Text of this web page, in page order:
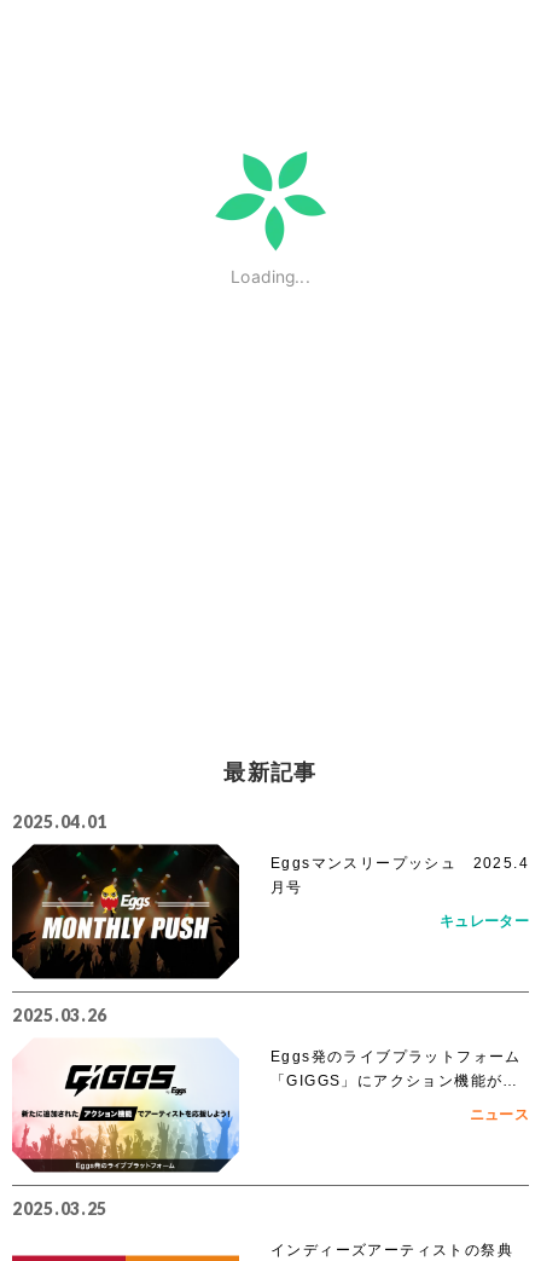
最新記事
2025.04.01
Eggsマンスリープッシュ 2025.4
月号
キュレーター
2025.03.26
Eggs発のライブプラットフォーム
「GIGGS」にアクション機能が追
ニュース
2025.03.25
インディーズアーティストの祭典